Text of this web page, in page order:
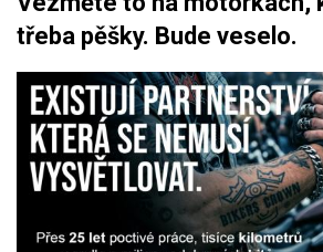
třeba pěšky. Bude veselo.